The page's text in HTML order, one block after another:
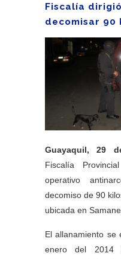
Fiscalía
decomisar 90
Guayaquil, 29
Fiscalía
operativo
decomiso de 90
ubicada en
El allanamiento se
enero del 2014